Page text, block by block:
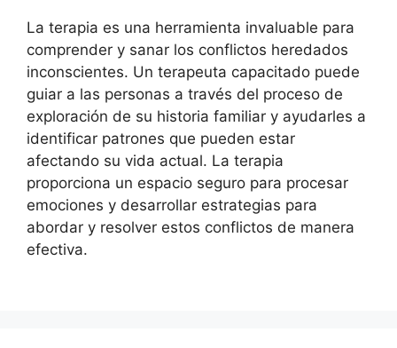
La terapia es una herramienta invaluable para
comprender y sanar los conflictos heredados
inconscientes. Un terapeuta capacitado puede
guiar a las personas a través del proceso de
exploración de su historia familiar y ayudarles a
identificar patrones que pueden estar
afectando su vida actual. La terapia
proporciona un espacio seguro para procesar
emociones y desarrollar estrategias para
abordar y resolver estos conflictos de manera
efectiva.